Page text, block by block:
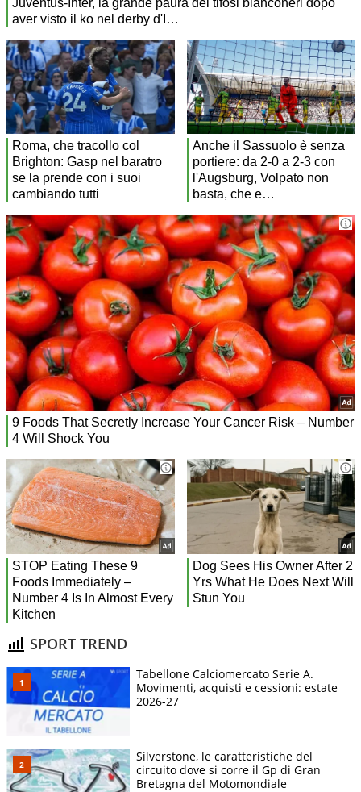
SPORT TREND
Tabellone Calciomercato Serie A.
Movimenti, acquisti e cessioni: estate
2026-27
Silverstone, le caratteristiche del
circuito dove si corre il Gp di Gran
Bretagna del Motomondiale